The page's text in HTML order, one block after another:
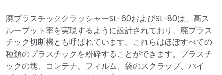
廃プラスチッククラッシャーSL-60およびSL-80は、高ス
ループット率を実現するように設計されており、廃プラス
チック切断機とも呼ばれています。これらはほぼすべての
種類のプラスチックを粉砕することができます。プラスチ
ックの塊、コンテナ、フィルム、袋のスクラップ、パイ